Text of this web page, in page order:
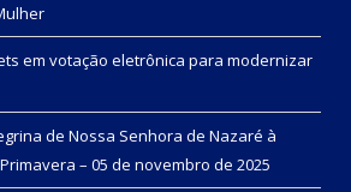
em votação eletrônica para modernizar
de Nossa Senhora de Nazaré à
– 05 de novembro de 2025